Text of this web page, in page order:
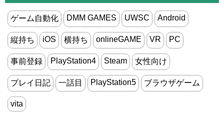
ゲーム自動化 DMM GAMES UWSC Android
縦持ち iOS 横持ち onlineGAME VR PC
事前登録 PlayStation4 Steam 女性向け
プレイ日記 一話目 PlayStation5 ブラウザゲーム
vita